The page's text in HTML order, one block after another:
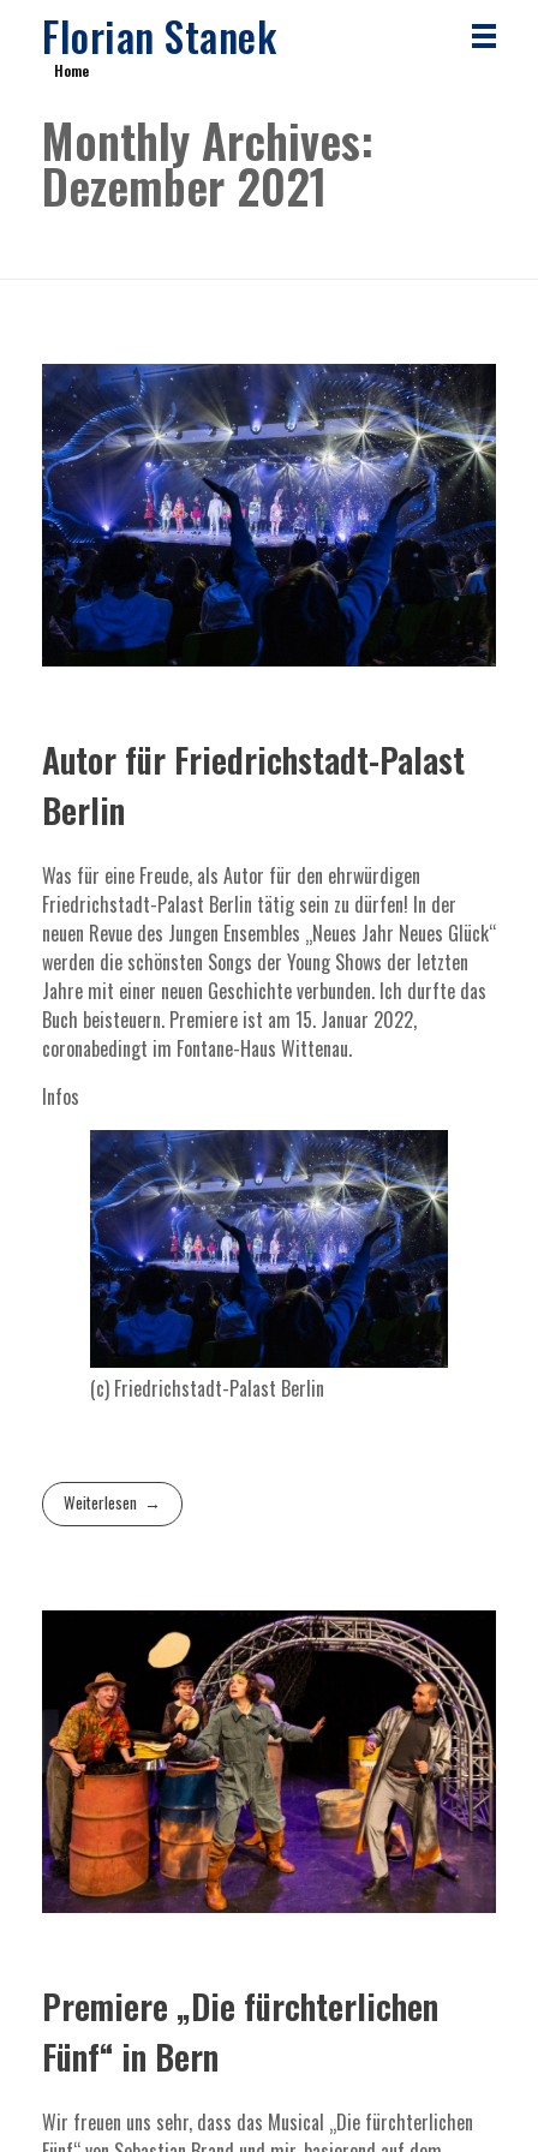
Florian Stanek
Home
Monthly Archives:
Dezember 2021
Autor für Friedrichstadt-Palast
Berlin
Was für eine Freude, als Autor für den ehrwürdigen
Friedrichstadt-Palast Berlin tätig sein zu dürfen! In der
neuen Revue des Jungen Ensembles „Neues Jahr Neues Glück“
werden die schönsten Songs der Young Shows der letzten
Jahre mit einer neuen Geschichte verbunden. Ich durfte das
Buch beisteuern. Premiere ist am 15. Januar 2022,
coronabedingt im Fontane-Haus Wittenau.
Infos
(c) Friedrichstadt-Palast Berlin
Weiterlesen
Premiere „Die fürchterlichen
Fünf“ in Bern
Wir freuen uns sehr, dass das Musical „Die fürchterlichen